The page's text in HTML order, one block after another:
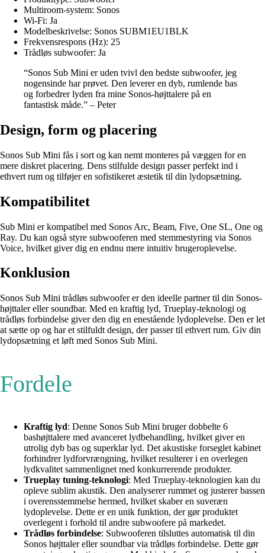
Multiroom-system: Sonos
Wi-Fi: Ja
Modelbeskrivelse: Sonos SUBM1EU1BLK
Frekvensrespons (Hz): 25
Trådløs subwoofer: Ja
“Sonos Sub Mini er uden tvivl den bedste subwoofer, jeg
nogensinde har prøvet. Den leverer en dyb, rumlende bas
og forbedrer lyden fra mine Sonos-højttalere på en
fantastisk måde.” – Peter
Design, form og placering
Sonos Sub Mini fås i sort og kan nemt monteres på væggen for en
mere diskret placering. Dens stilfulde design passer perfekt ind i
ethvert rum og tilføjer en sofistikeret æstetik til din lydopsætning.
Kompatibilitet
Sub Mini er kompatibel med Sonos Arc, Beam, Five, One SL, One og
Ray. Du kan også styre subwooferen med stemmestyring via Sonos
Voice, hvilket giver dig en endnu mere intuitiv brugeroplevelse.
Konklusion
Sonos Sub Mini trådløs subwoofer er den ideelle partner til din Sonos-
højttaler eller soundbar. Med en kraftig lyd, Trueplay-teknologi og
trådløs forbindelse giver den dig en enestående lydoplevelse. Den er let
at sætte op og har et stilfuldt design, der passer til ethvert rum. Giv din
lydopsætning et løft med Sonos Sub Mini.
Fordele
Kraftig lyd: Denne Sonos Sub Mini bruger dobbelte 6
bashøjttalere med avanceret lydbehandling, hvilket giver en
utrolig dyb bas og superklar lyd. Det akustiske forseglet kabinet
forhindrer lydforvrængning, hvilket resulterer i en overlegen
lydkvalitet sammenlignet med konkurrerende produkter.
Trueplay tuning-teknologi: Med Trueplay-teknologien kan du
opleve sublim akustik. Den analyserer rummet og justerer bassen
i overensstemmelse hermed, hvilket skaber en suveræn
lydoplevelse. Dette er en unik funktion, der gør produktet
overlegent i forhold til andre subwoofere på markedet.
Trådløs forbindelse: Subwooferen tilsluttes automatisk til din
Sonos højttaler eller soundbar via trådløs forbindelse. Dette gør